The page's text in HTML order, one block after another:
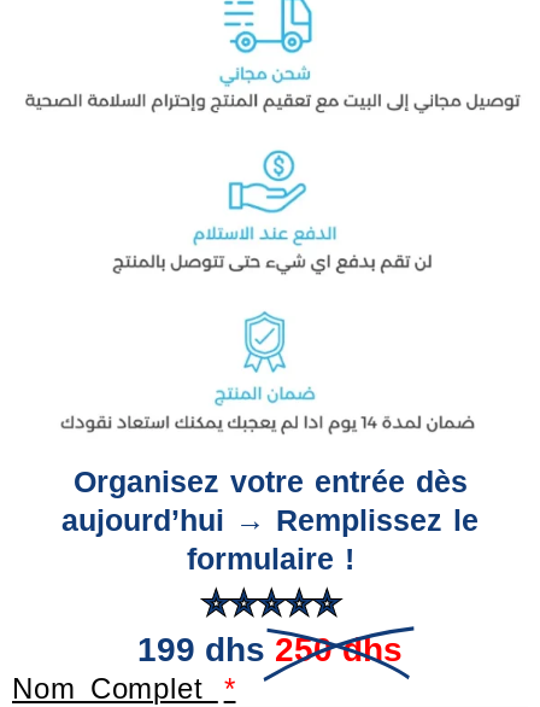
Organisez votre entrée dès
aujourd’hui → Remplissez le
formulaire !
⭐⭐⭐⭐⭐
199 dhs 250 dhs
Nom Complet